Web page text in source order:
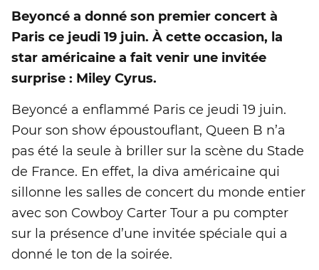
Beyoncé a donné son premier concert à
Paris ce jeudi 19 juin. À cette occasion, la
star américaine a fait venir une invitée
surprise : Miley Cyrus.
Beyoncé a enflammé Paris ce jeudi 19 juin.
Pour son show époustouflant, Queen B n’a
pas été la seule à briller sur la scène du Stade
de France. En effet, la diva américaine qui
sillonne les salles de concert du monde entier
avec son Cowboy Carter Tour a pu compter
sur la présence d’une invitée spéciale qui a
donné le ton de la soirée.